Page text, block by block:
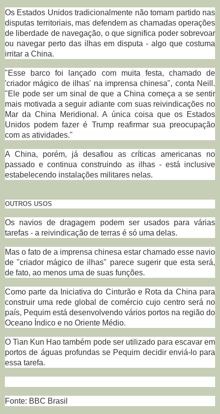
Os Estados Unidos tradicionalmente não tomam partido nas
disputas territoriais, mas defendem as chamadas operações
de liberdade de navegação, o que significa poder sobrevoar
ou navegar perto das ilhas em disputa - algo que costuma
irritar a China.
"Esse barco foi lançado com muita festa, chamado de
'criador mágico de ilhas' na imprensa chinesa", conta Neill.
"Ele pode ser um sinal de que a China começa a se sentir
mais motivada a seguir adiante com suas reivindicações no
Mar da China Meridional. A única coisa que os Estados
Unidos podem fazer é Trump reafirmar sua preocupação
com as atividades."
A China, porém, já desafiou as críticas americanas no
passado e continua construindo as ilhas - está inclusive
estabelecendo instalações militares nelas.
OUTROS USOS
Os navios de dragagem podem ser usados para várias
tarefas - a reivindicação de terras é só uma delas.
Mas o fato de a imprensa chinesa estar chamado esse navio
de "criador mágico de ilhas" parece sugerir que esta será,
de fato, ao menos uma de suas funções.
Como parte da Iniciativa do Cinturão e Rota da China para
construir uma rede global de comércio cujo centro será no
país, Pequim está desenvolvendo vários portos na região do
Oceano Índico e no Oriente Médio.
O Tian Kun Hao também pode ser utilizado para escavar em
portos de águas profundas se Pequim decidir enviá-lo para
essa tarefa.
Fonte: BBC Brasil